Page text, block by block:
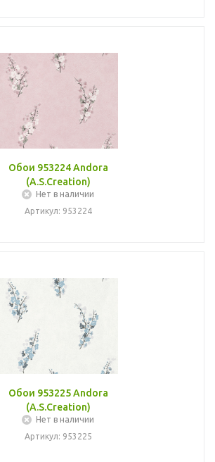
Обои 953224 Andora
(A.S.Creation)
Нет в наличии
Артикул: 953224
Обои 953225 Andora
(A.S.Creation)
Нет в наличии
Артикул: 953225